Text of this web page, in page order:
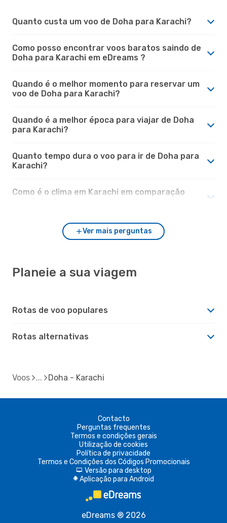
Quanto custa um voo de Doha para Karachi?
Como posso encontrar voos baratos saindo de
Doha para Karachi em eDreams ?
Quando é o melhor momento para reservar um
voo de Doha para Karachi?
Quando é a melhor época para viajar de Doha
para Karachi?
Quanto tempo dura o voo para ir de Doha para
Karachi?
Como é o clima em Karachi em comparação
Ver mais perguntas
Planeie a sua viagem
Rotas de voo populares
Rotas alternativas
Voos Doha - Karachi
Contacto
Perguntas frequentes
Termos e condições gerais
Utilização de cookies
Política de privacidade
Termos e Condições dos Códigos Promocionais
d Versão para desktop
A Aplicação para Android
eDreams ® 2026